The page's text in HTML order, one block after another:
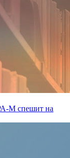
М спешит на